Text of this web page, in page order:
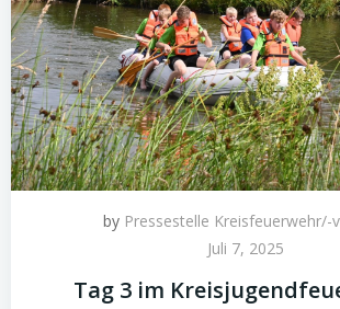
by Pressestelle Kreisfeuerwehr/-
Juli 7, 2025
Tag 3 im